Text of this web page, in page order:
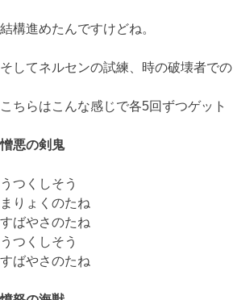
結構進めたんですけどね。
そしてネルセンの試練、時の破壊者で
こちらはこんな感じで各5回ずつゲット
憎悪の剣鬼
うつくしそう
まりょくのたね
すばやさのたね
うつくしそう
すばやさのたね